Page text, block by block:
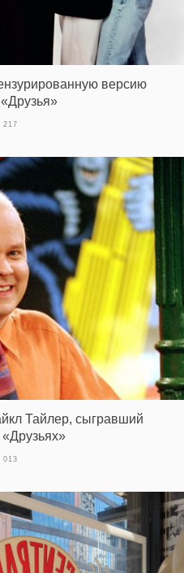
версию
217
Тайлер, сыгравший
013